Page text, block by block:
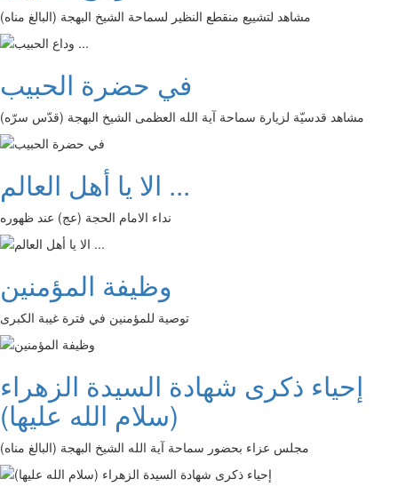
مشاهد لتشييع منقطع النظير لسماحة الشيخ البهجة (البالغ مناه)
في حضرة الحبيب
مشاهد قدسيّة لزيارة سماحة آية الله العظمى الشيخ البهجة (قدّس سرّه)
الا يا أهل العالم ...
نداء الامام الحجة (عج) عند ظهوره
وظيفة المؤمنين
توصية للمؤمنين في فترة غيبة الكبرى
إحياء ذكرى شهادة السيدة الزهراء
(سلام الله عليها)
مجلس عزاء بحضور سماحة آية الله الشيخ البهجة (البالغ مناه)